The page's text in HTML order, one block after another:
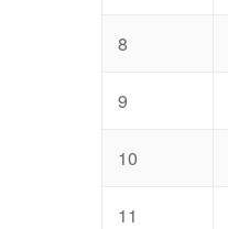
8
9
10
11